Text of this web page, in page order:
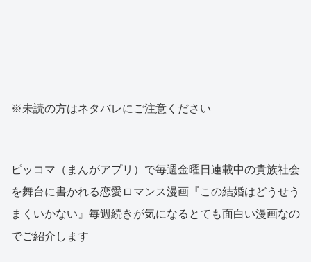
※未読の方はネタバレにご注意ください
ピッコマ（まんがアプリ）で毎週金曜日連載中の貴族社会
を舞台に書かれる恋愛ロマンス漫画『この結婚はどうせう
まくいかない』毎週続きが気になるとても面白い漫画なの
でご紹介します